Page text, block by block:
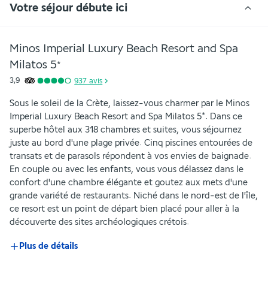
Votre séjour débute ici
Minos Imperial Luxury Beach Resort and Spa
Milatos 5*
3,9 937 avis
Sous le soleil de la Crète, laissez-vous charmer par le Minos
Imperial Luxury Beach Resort and Spa Milatos 5*. Dans ce
superbe hôtel aux 318 chambres et suites, vous séjournez
juste au bord d'une plage privée. Cinq piscines entourées de
transats et de parasols répondent à vos envies de baignade.
En couple ou avec les enfants, vous vous délassez dans le
confort d'une chambre élégante et goutez aux mets d'une
grande variété de restaurants. Niché dans le nord-est de l'île,
ce resort est un point de départ bien placé pour aller à la
découverte des sites archéologiques crétois.
Plus de détails